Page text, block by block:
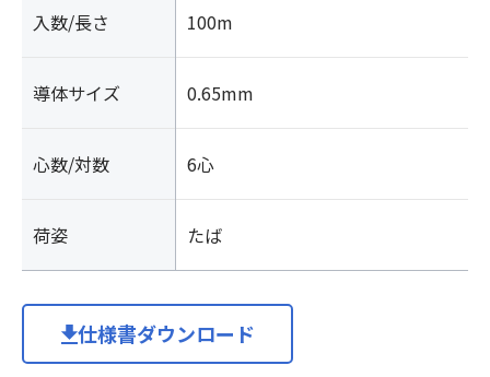
入数/長さ 100m
導体サイズ 0.65mm
心数/対数 6心
荷姿 たば
仕様書ダウンロード